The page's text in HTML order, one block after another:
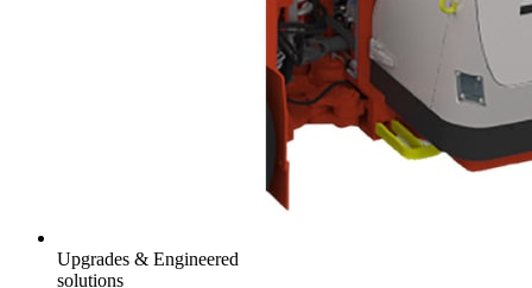
Upgrades & Engineered
solutions